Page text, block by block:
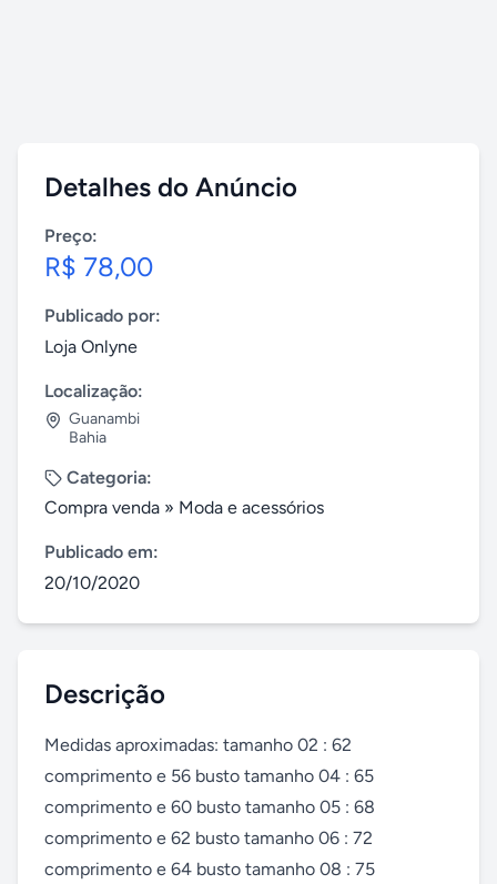
Detalhes do Anúncio
Preço:
R$ 78,00
Publicado por:
Loja Onlyne
Localização:
Guanambi
Bahia
Categoria:
Compra venda » Moda e acessórios
Publicado em:
20/10/2020
Descrição
Medidas aproximadas: tamanho 02 : 62
comprimento e 56 busto tamanho 04 : 65
comprimento e 60 busto tamanho 05 : 68
comprimento e 62 busto tamanho 06 : 72
comprimento e 64 busto tamanho 08 : 75